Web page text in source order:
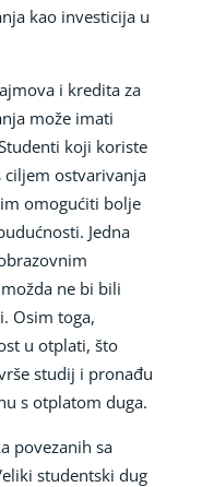
kao investicija u
i kredita za
može imati
koji koriste
ostvarivanja
omogućiti bolje
Jedna
ne bi bili
Osim toga,
u otplati, što
studij i pronađu
s otplatom duga.
povezanih sa
studentski dug